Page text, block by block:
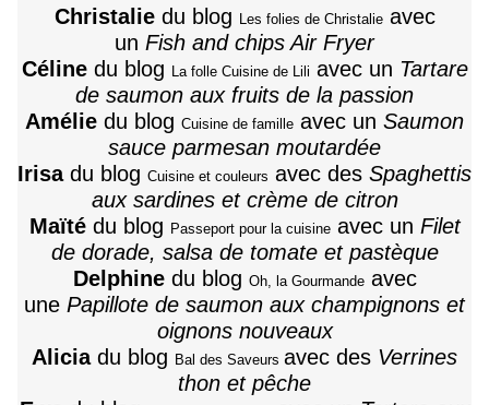
Christalie du blog Les folies de Christalie avec
un Fish and chips Air Fryer
Céline du blog La folle Cuisine de Lili avec un Tartare
de saumon aux fruits de la passion
Amélie du blog Cuisine de famille avec un Saumon
sauce parmesan moutardée
Irisa du blog Cuisine et couleurs avec des Spaghettis
aux sardines et crème de citron
Maïté du blog Passeport pour la cuisine avec un Filet
de dorade, salsa de tomate et pastèque
Delphine du blog Oh, la Gourmande avec
une Papillote de saumon aux champignons et
oignons nouveaux
Alicia du blog Bal des Saveurs avec des Verrines
thon et pêche